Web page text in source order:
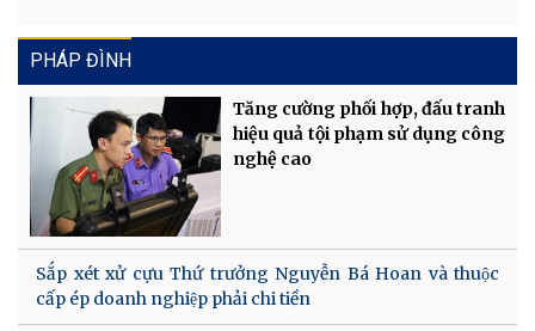
PHÁP ĐÌNH
Tăng cường phối hợp, đấu tranh
hiệu quả tội phạm sử dụng công
nghệ cao
Sắp xét xử cựu Thứ trưởng Nguyễn Bá Hoan và thuộc
cấp ép doanh nghiệp phải chi tiền